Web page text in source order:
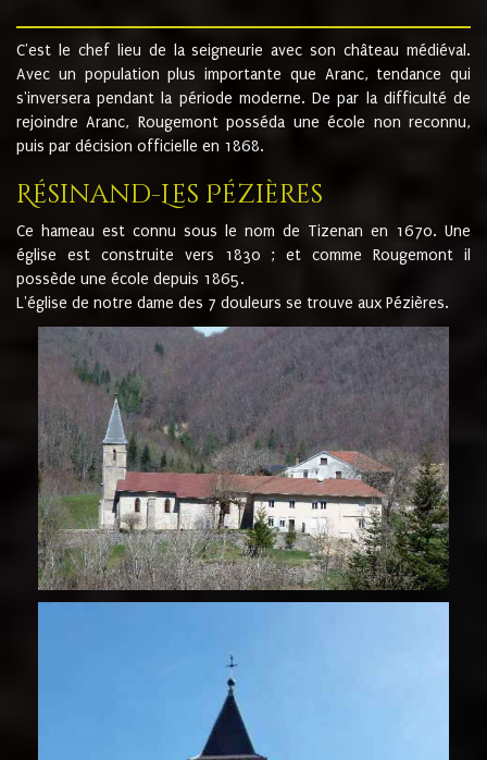
C'est le chef lieu de la seigneurie avec son château médiéval.
Avec un population plus importante que Aranc, tendance qui
s'inversera pendant la période moderne. De par la difficulté de
rejoindre Aranc, Rougemont posséda une école non reconnu,
puis par décision officielle en 1868.
Résinand-Les Pézières
Ce hameau est connu sous le nom de Tizenan en 1670. Une
église est construite vers 1830 ; et comme Rougemont il
possède une école depuis 1865.
L'église de notre dame des 7 douleurs se trouve aux Pézières.